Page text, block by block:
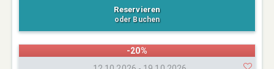
Reservieren
oder Buchen
-20%